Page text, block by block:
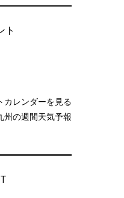
ト
カレンダーを見る
州の週間天気予報